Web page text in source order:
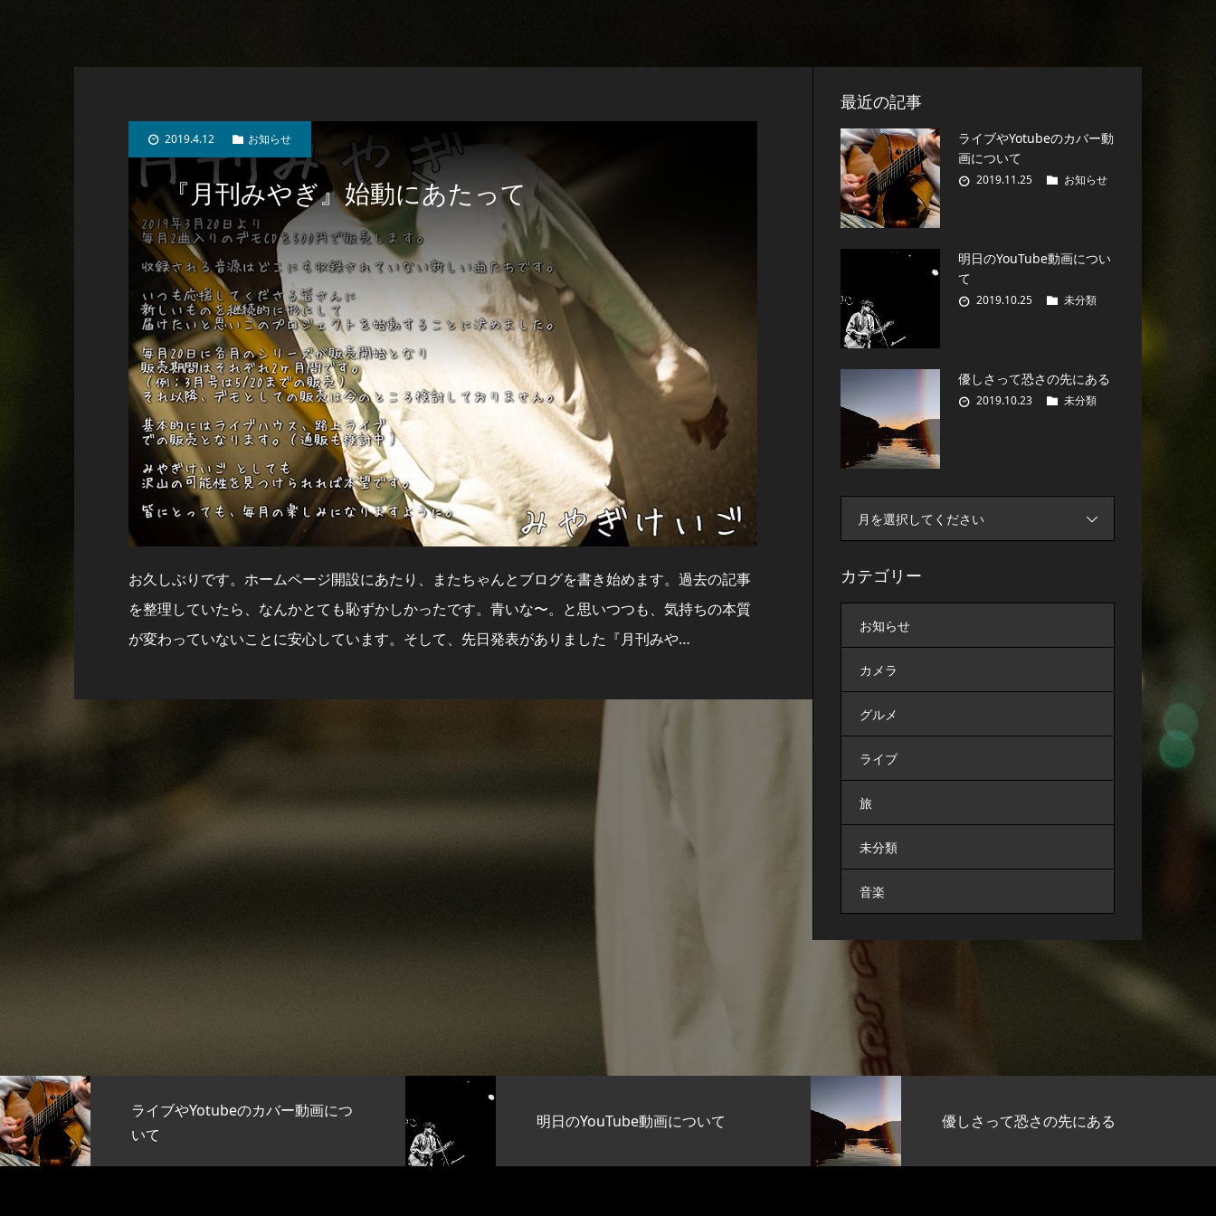
2019.4.12 お知らせ
『月刊みやぎ』始動にあたって
お久しぶりです。ホームページ開設にあたり、またちゃんとブログを書き始めます。過去の記事
を整理していたら、なんかとても恥ずかしかったです。青いな〜。と思いつつも、気持ちの本質
が変わっていないことに安心しています。そして、先日発表がありました『月刊みや…
最近の記事
ライブやYotubeのカバー動
画について
2019.11.25 お知らせ
明日のYouTube動画につい
て
2019.10.25 未分類
優しさって恐さの先にある
2019.10.23 未分類
月を選択してください
カテゴリー
お知らせ
カメラ
グルメ
ライブ
旅
未分類
音楽
のカバー動画につ
明日のYouTube動画について 優しさって恐さの先にある